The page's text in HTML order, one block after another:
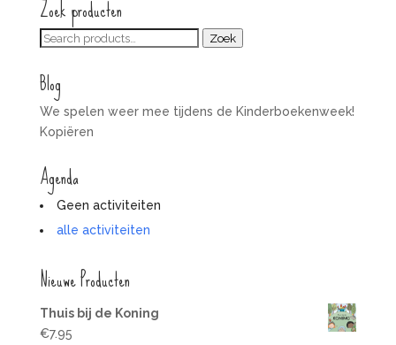
Zoek producten
Zoeken
Zoek
Blog
We spelen weer mee tijdens de Kinderboekenweek!
Kopiëren
Agenda
Geen activiteiten
alle activiteiten
Nieuwe Producten
Thuis bij de Koning
€7.95